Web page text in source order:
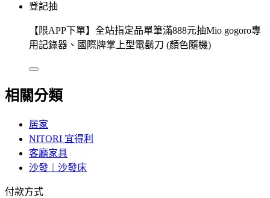
登記抽
【限APP下單】全站指定品單筆滿888元抽Mio gogoro專
用記錄器、國際牌掌上型電鬍刀 (顏色隨機)
相關分類
居家
NITORI 宜得利
客廳家具
沙發︱沙發床
付款方式